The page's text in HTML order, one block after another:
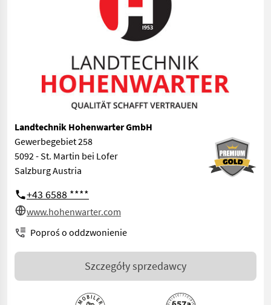
Landtechnik Hohenwarter GmbH
Gewerbegebiet 258
5092 - St. Martin bei Lofer
Salzburg Austria
+43 6588 ****
www.hohenwarter.com
Poproś o oddzwonienie
Szczegóły sprzedawcy